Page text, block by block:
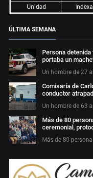
Unidad
ÚLTIMA SEMANA
Persona
portaba un
Un hombre de 27
Comisaría de
conductor
Un hombre de 63
Más de 80
ceremonial,
Más de 80